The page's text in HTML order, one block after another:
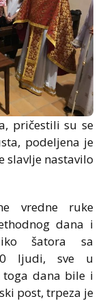
pričestili su se
podeljena je
slavlje nastavilo
vredne ruke
dana i
šatora sa
ljudi, sve u
dana bile i
post, trpeza je